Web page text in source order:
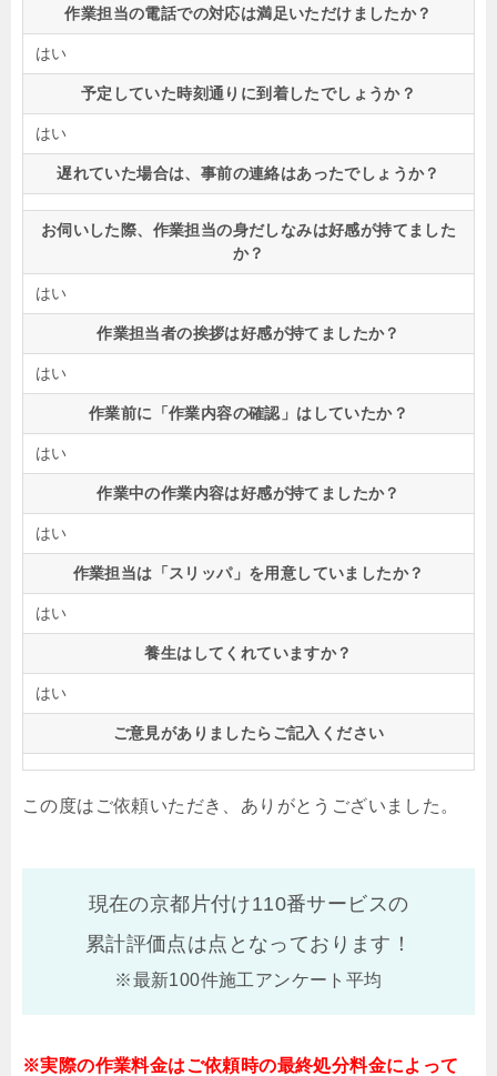
作業担当の電話での対応は満足いただけましたか？
はい
予定していた時刻通りに到着したでしょうか？
はい
遅れていた場合は、事前の連絡はあったでしょうか？
お伺いした際、作業担当の身だしなみは好感が持てました
か？
はい
作業担当者の挨拶は好感が持てましたか？
はい
作業前に「作業内容の確認」はしていたか？
はい
作業中の作業内容は好感が持てましたか？
はい
作業担当は「スリッパ」を用意していましたか？
はい
養生はしてくれていますか？
はい
ご意見がありましたらご記入ください
この度はご依頼いただき、ありがとうございました。
現在の京都片付け110番サービスの
累計評価点は点となっております！
※最新100件施工アンケート平均
※実際の作業料金はご依頼時の最終処分料金によって